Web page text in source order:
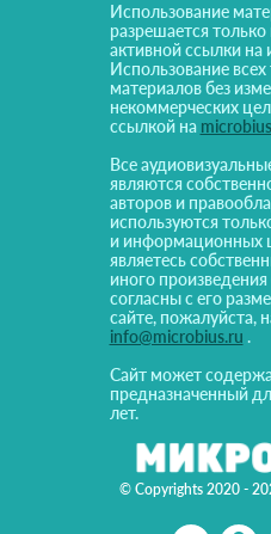
© Copyrights 2020 -
Использование
разрешается
активной ссылки на
Использование всех
материалов без
некоммерческих
ссылкой на
Все
являются
авторов и
используются
и информационных
являетесь
иного произведения
согласны с его
сайте, пожалуйста,
info@microbius.ru .
Сайт может
предназначенный
лет.